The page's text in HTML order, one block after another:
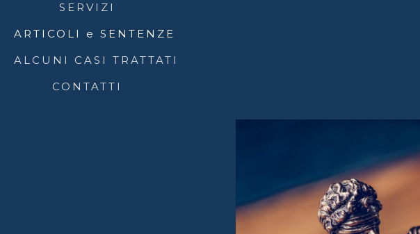
SERVIZI
ARTICOLI e SENTENZE
ALCUNI CASI TRATTATI
CONTATTI